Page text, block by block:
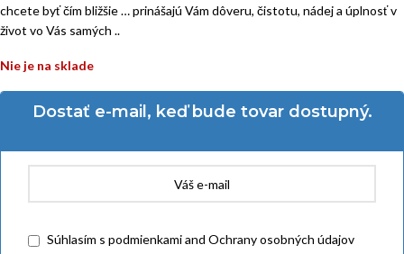
chcete byť čím bližšie … prinášajú Vám dôveru, čistotu, nádej a úplnosť v
život vo Vás samých ..
Nie je na sklade
Dostať e-mail, keď bude tovar dostupný.
Súhlasím s podmienkamiand Ochrany osobných údajov